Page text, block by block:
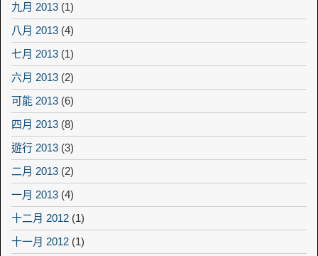
九月 2013 (1)
八月 2013 (4)
七月 2013 (1)
六月 2013 (2)
可能 2013 (6)
四月 2013 (8)
遊行 2013 (3)
二月 2013 (2)
一月 2013 (4)
十二月 2012 (1)
十一月 2012 (1)